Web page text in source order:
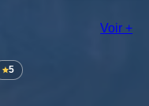
Voir +
5